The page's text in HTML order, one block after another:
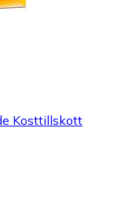
Kosttillskott